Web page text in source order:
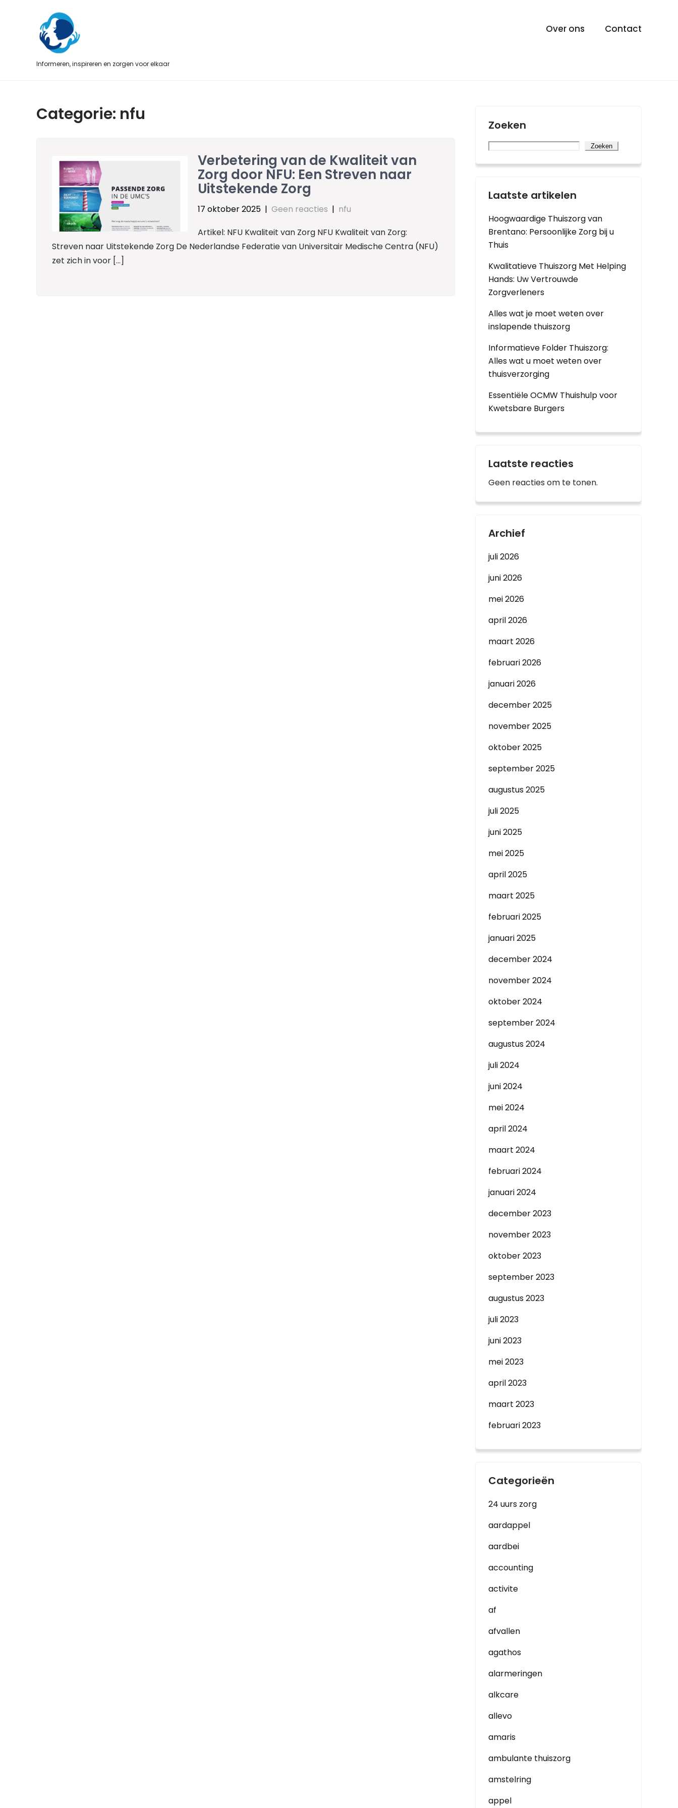
Informeren, inspireren en zorgen voor elkaar
Over ons Contact
Categorie: nfu
Verbetering van de Kwaliteit van
Zorg door NFU: Een Streven naar
Uitstekende Zorg
17 oktober 2025 | Geen reacties | nfu
Artikel: NFU Kwaliteit van Zorg NFU Kwaliteit van Zorg:
Streven naar Uitstekende Zorg De Nederlandse Federatie van Universitair Medische Centra (NFU)
zet zich in voor […]
Zoeken
Zoeken
Laatste artikelen
Hoogwaardige Thuiszorg van
Brentano: Persoonlijke Zorg bij u
Thuis
Kwalitatieve Thuiszorg Met Helping
Hands: Uw Vertrouwde
Zorgverleners
Alles wat je moet weten over
inslapende thuiszorg
Informatieve Folder Thuiszorg:
Alles wat u moet weten over
thuisverzorging
Essentiële OCMW Thuishulp voor
Kwetsbare Burgers
Laatste reacties
Geen reacties om te tonen.
Archief
juli 2026
juni 2026
mei 2026
april 2026
maart 2026
februari 2026
januari 2026
december 2025
november 2025
oktober 2025
september 2025
augustus 2025
juli 2025
juni 2025
mei 2025
april 2025
maart 2025
februari 2025
januari 2025
december 2024
november 2024
oktober 2024
september 2024
augustus 2024
juli 2024
juni 2024
mei 2024
april 2024
maart 2024
februari 2024
januari 2024
december 2023
november 2023
oktober 2023
september 2023
augustus 2023
juli 2023
juni 2023
mei 2023
april 2023
maart 2023
februari 2023
Categorieën
24 uurs zorg
aardappel
aardbei
accounting
activite
af
afvallen
agathos
alarmeringen
alkcare
allevo
amaris
ambulante thuiszorg
amstelring
appel